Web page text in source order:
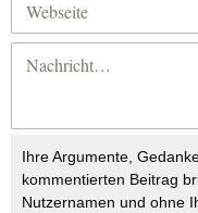
Ihre Argumente,
kommentierten Beitrag
Nutzernamen und ohne